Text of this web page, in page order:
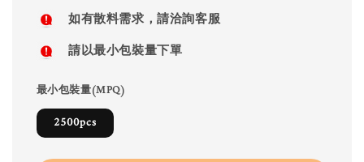
如有散料需求，請洽詢客服
請以最小包裝量下單
最小包裝量(MPQ)
2500pcs